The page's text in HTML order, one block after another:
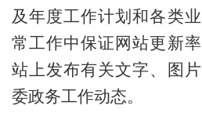
及年度工作计划和各类
常工作中保证网站更新
站上发布有关文字、图
委政务工作动态。